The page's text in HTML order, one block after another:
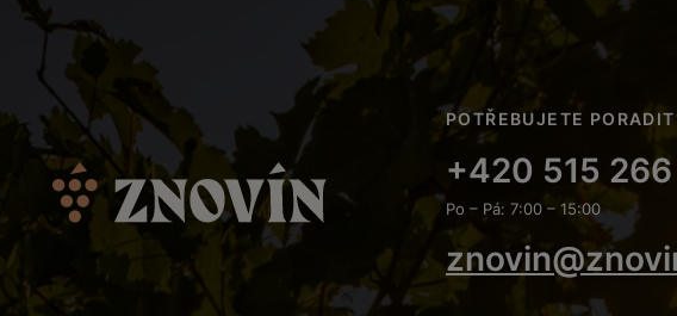
POTŘEBUJETE
+420 515
Po – Pá: 7:00 – 15:00